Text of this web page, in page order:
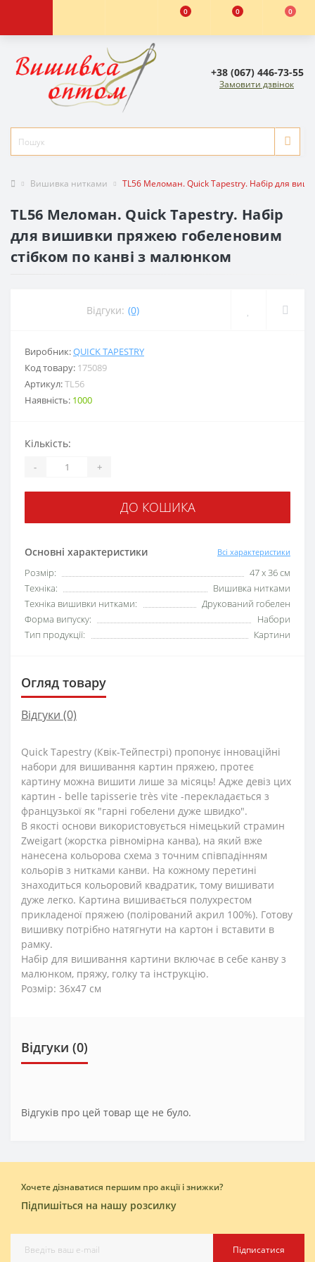
0 0 0
+38 (067) 446-73-55
Замовити дзвінок
Вишивка нитками TL56 Меломан. Quick Tapestry. Набір для
TL56 Меломан. Quick Tapestry. Набір
для вишивки пряжею гобеленовим
стібком по канві з малюнком
Відгуки: (0)
Виробник:QUICK TAPESTRY
Код товару: 175089
Артикул:TL56
Наявність: 1000
Основні характеристики Всі характеристики
Розмір:
47 х 36 см
Техніка:
Вишивка нитками
Техніка вишивки нитками:
Друкований гобелен
Форма випуску:
Набори
Тип продукції:
Картини
Кількість:
- +
ДО КОШИКА
Огляд товару
Відгуки (0)
Quick Tapestry (Квік-Тейпестрі) пропонує інноваційні
набори для вишивання картин пряжею, протеє
картину можна вишити лише за місяць! Адже девіз цих
картин - belle tapisserie très vite -перекладається з
французької як "гарні гобелени дуже швидко".
В якості основи використовується німецький страмин
Zweigart (жорстка рівномірна канва), на який вже
нанесена кольорова схема з точним співпадінням
кольорів з нитками канви. На кожному перетині
знаходиться кольоровий квадратик, тому вишивати
дуже легко. Картина вишивається полухрестом
прикладеної пряжею (полірований акрил 100%). Готову
вишивку потрібно натягнути на картон і вставити в
рамку.
Набір для вишивання картини включає в себе канву з
малюнком, пряжу, голку та інструкцію.
Розмір: 36x47 см
Відгуки (0)
Відгуків про цей товар ще не було.
Хочете дізнаватися першим про акції і знижки?
Підпишіться на нашу розсилку
Підписатися